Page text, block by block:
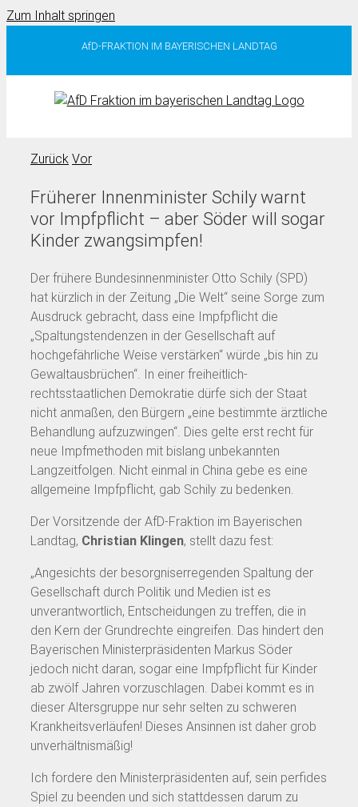
Zum Inhalt springen
AfD-FRAKTION IM BAYERISCHEN LANDTAG
Zurück Vor
Früherer Innenminister Schily warnt
vor Impfpflicht – aber Söder will sogar
Kinder zwangsimpfen!
Der frühere Bundesinnenminister Otto Schily (SPD)
hat kürzlich in der Zeitung „Die Welt“ seine Sorge zum
Ausdruck gebracht, dass eine Impfpflicht die
„Spaltungstendenzen in der Gesellschaft auf
hochgefährliche Weise verstärken“ würde „bis hin zu
Gewaltausbrüchen“. In einer freiheitlich-
rechtsstaatlichen Demokratie dürfe sich der Staat
nicht anmaßen, den Bürgern „eine bestimmte ärztliche
Behandlung aufzuzwingen“. Dies gelte erst recht für
neue Impfmethoden mit bislang unbekannten
Langzeitfolgen. Nicht einmal in China gebe es eine
allgemeine Impfpflicht, gab Schily zu bedenken.
Der Vorsitzende der AfD-Fraktion im Bayerischen
Landtag, Christian Klingen, stellt dazu fest:
„Angesichts der besorgniserregenden Spaltung der
Gesellschaft durch Politik und Medien ist es
unverantwortlich, Entscheidungen zu treffen, die in
den Kern der Grundrechte eingreifen. Das hindert den
Bayerischen Ministerpräsidenten Markus Söder
jedoch nicht daran, sogar eine Impfpflicht für Kinder
ab zwölf Jahren vorzuschlagen. Dabei kommt es in
dieser Altersgruppe nur sehr selten zu schweren
Krankheitsverläufen! Dieses Ansinnen ist daher grob
unverhältnismäßig!
Ich fordere den Ministerpräsidenten auf, sein perfides
Spiel zu beenden und sich stattdessen darum zu